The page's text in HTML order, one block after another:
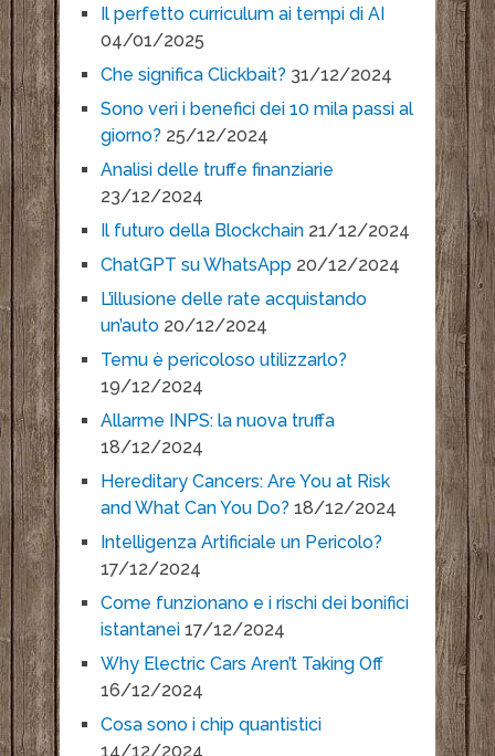
Il perfetto curriculum ai tempi di AI
04/01/2025
Che significa Clickbait? 31/12/2024
Sono veri i benefici dei 10 mila passi al
giorno? 25/12/2024
Analisi delle truffe finanziarie
23/12/2024
Il futuro della Blockchain 21/12/2024
ChatGPT su WhatsApp 20/12/2024
L’illusione delle rate acquistando
un’auto 20/12/2024
Temu è pericoloso utilizzarlo?
19/12/2024
Allarme INPS: la nuova truffa
18/12/2024
Hereditary Cancers: Are You at Risk
and What Can You Do? 18/12/2024
Intelligenza Artificiale un Pericolo?
17/12/2024
Come funzionano e i rischi dei bonifici
istantanei 17/12/2024
Why Electric Cars Aren’t Taking Off
16/12/2024
Cosa sono i chip quantistici
14/12/2024